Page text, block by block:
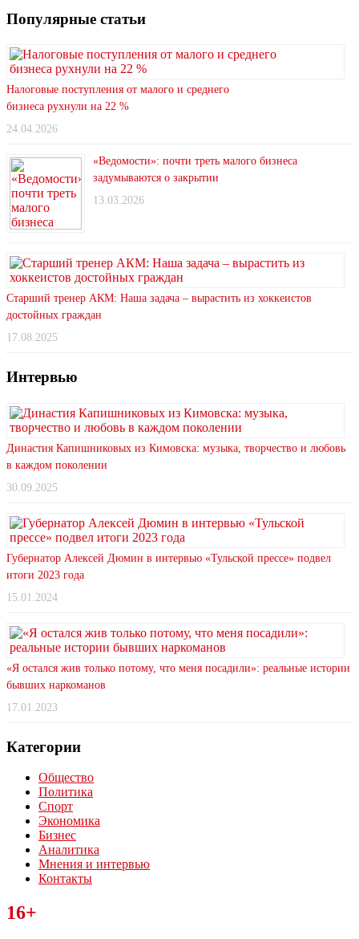
Популярные статьи
Налоговые поступления от малого и среднего
бизнеса рухнули на 22 %
24.04.2026
«Ведомости»: почти треть малого бизнеса
задумываются о закрытии
13.03.2026
Старший тренер АКМ: Наша задача – вырастить из хоккеистов
достойных граждан
17.08.2025
Интервью
Династия Капишниковых из Кимовска: музыка, творчество и любовь
в каждом поколении
30.09.2025
Губернатор Алексей Дюмин в интервью «Тульской прессе» подвел
итоги 2023 года
15.01.2024
«Я остался жив только потому, что меня посадили»: реальные истории
бывших наркоманов
17.01.2023
Категории
Общество
Политика
Спорт
Экономика
Бизнес
Аналитика
Мнения и интервью
Контакты
Читайте последние новости дня в Тульской области на сайте
“ЗаНовомосковск”
16+